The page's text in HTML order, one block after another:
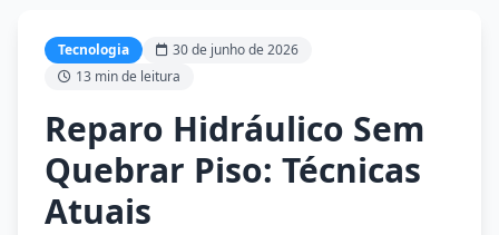
Tecnologia
30 de junho de 2026
13 min de leitura
Reparo Hidráulico Sem
Quebrar Piso: Técnicas
Atuais